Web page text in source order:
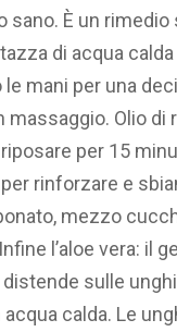
È un
di acqua
mani per una
Olio di
per 15
rinforzare e
mezzo
l’aloe vera: il
sulle
calda. Le